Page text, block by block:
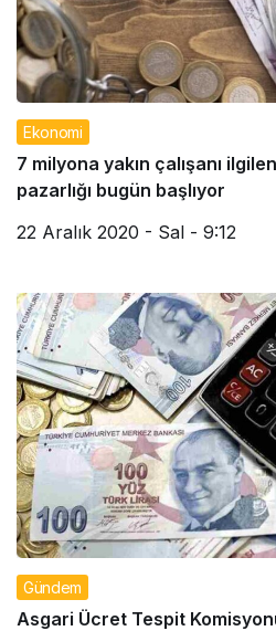
Ekonomi
7 milyona yakın çalışanı
pazarlığı bugün başlıyor
22 Aralık 2020 - Sal - 9:12
Gündem
Asgari Ücret Tespit